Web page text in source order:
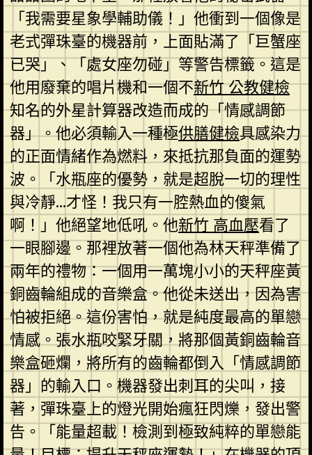
「我需要星象學輔助儀！」他衝到一個像是
老式彈珠臺的機器前，上面貼滿了「巨蟹座
已哭」、「處女座勿碰」等警告標籤。這是
他用廢棄的唱片機和一個不新竹 公教健檢
知名的外星計算器改造而成的「情感調節
器」。他必須輸入一種極供膳健檢具感染力
的正面情緒作為燃料，來抵抗那負面的運勢
波。「水瓶座的優勢，就是超脫一切的理性
與冷靜…才怪！我只有一腔熱血的傻氣
啊！」他絕望地低吼。他新竹 高血壓看了
一眼腳邊。那裡放著一個他為林天秤準備了
兩年的禮物：一個用一萬塊小小的天秤座黃
銅齒輪組成的音樂盒。他從未送出，因為害
怕被拒絕。這份害怕，就是純度最高的單戀
情感。張水瓶咬緊牙關，將那個黃銅齒輪音
樂盒砸爛，將所有的齒輪都倒入「情感調節
器」的輸入口。機器發出刺耳的尖叫，接
著，彈珠臺上的燈光開始瘋狂閃爍，發出警
告。「能量超載！檢測到極致純粹的單戀能